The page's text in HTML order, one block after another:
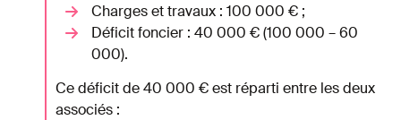
Charges et travaux : 100 000 € ;
Déficit foncier : 40 000 € (100 000 – 60
000).
Ce déficit de 40 000 € est réparti entre les deux
associés :